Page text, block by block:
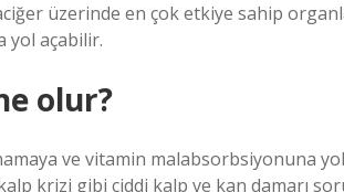
üzerinde en çok etkiye sahip
yol açabilir.
olur?
ve vitamin malabsorbsiyonuna
krizi gibi ciddi kalp ve kan damarı